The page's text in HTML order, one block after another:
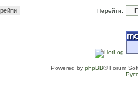
Перейти:
Powered by phpBB® Forum